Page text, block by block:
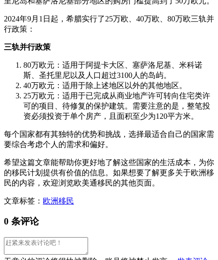
2024年9月1日起，希腊实行了25万欧、40万欧、80万欧三轨并
行政策：
三轨并行政策
80万欧元：适用于阿提卡大区、塞萨洛尼基、米科诺
斯、圣托里尼以及人口超过3100人的岛屿。
40万欧元：适用于除上述地区以外的其他地区。
25万欧元：适用于已完成从商业地产许可转向住宅类许
可的项目、待修复的保护建筑。需要注意的是，整笔投
资必须投资于单个房产，且面积至少为120平方米。
每个国家都有其独特的优势和挑战，选择最适合自己的国家需
要综合考虑个人的需求和偏好。
希望这篇文章能帮助你更好地了解这些国家的生活成本，为你
的移民计划提供有价值的信息。如果想要了解更多关于欧洲移
民的内容，欢迎浏览欧美通移民的其他页面。
文章标签： 欧洲移民
0 条评论